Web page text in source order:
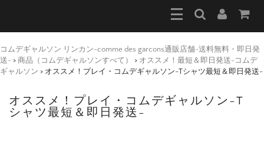
コムデギャルソン リンカン-comme des garcons通販店舗-送料無料・即日発
送- > 商品（コムデギャルソンすべて） > オススメ！最短＆即日発送-コムデ
ギャルソン > オススメ！プレイ・コムデギャルソン-Tシャツ最短＆即日発送-
オススメ！プレイ・コムデギャルソン-T
シャツ最短＆即日発送-